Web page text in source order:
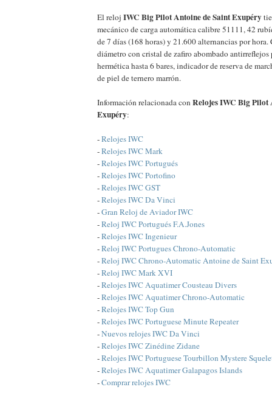
El reloj IWC Big Pilot Antoine de Saint Exupéry
mecánico de carga automática calibre 51111, 42
de 7 días (168 horas) y 21.600 alternancias por hora.
diámetro con cristal de zafiro abombado antirreflejos
hermética hasta 6 bares, indicador de reserva de
de piel de ternero marrón.
Información relacionada con Relojes IWC Big Pilot
Exupéry:
-Relojes IWC
-Relojes IWC Mark
-Relojes IWC Portugués
-Relojes IWC Portofino
-Relojes IWC GST
-Relojes IWC Da Vinci
-Gran Reloj de Aviador IWC
-Reloj IWC Portugués F.A.Jones
-Relojes IWC Ingenieur
-Reloj IWC Portugues Chrono-Automatic
-Reloj IWC Chrono-Automatic Antoine de Saint
-Reloj IWC Mark XVI
-Relojes IWC Aquatimer Cousteau Divers
-Relojes IWC Aquatimer Chrono-Automatic
-Relojes IWC Top Gun
-Relojes IWC Portuguese Minute Repeater
-Nuevos relojes IWC Da Vinci
-Relojes IWC Zinédine Zidane
-Relojes IWC Portuguese Tourbillon Mystere
-Relojes IWC Aquatimer Galapagos Islands
-Comprar relojes IWC